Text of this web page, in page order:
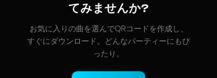
てみませんか?
お気に入りの曲を選んでQRコードを作成し、
すぐにダウンロード。どんなパーティーにもぴ
ったり。